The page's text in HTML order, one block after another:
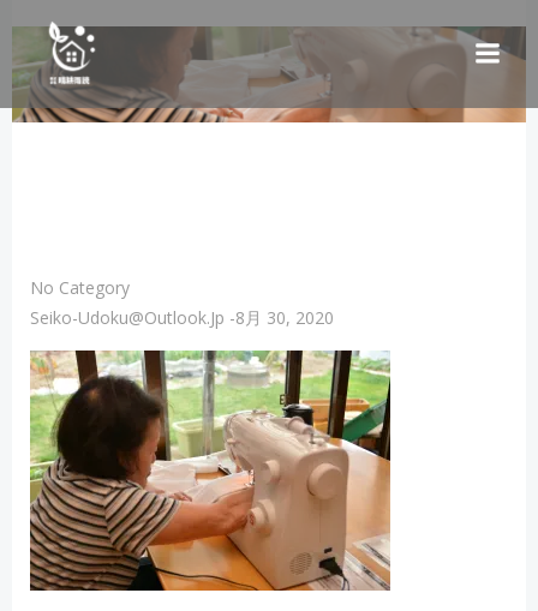
ン
テ
ツ
No Category
Seiko-Udoku@outlook.jp -8月 30, 2020